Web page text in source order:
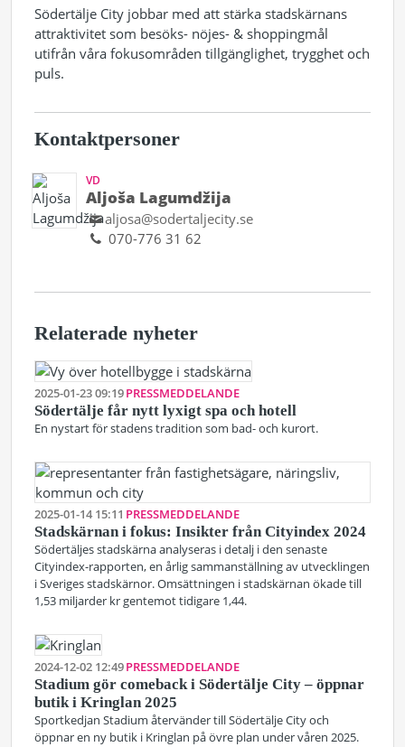
Södertälje City jobbar med att stärka stadskärnans
attraktivitet som besöks- nöjes- & shoppingmål
utifrån våra fokusområden tillgänglighet, trygghet och
puls.
Kontaktpersoner
VD
Aljoša Lagumdžija
aljosa@sodertaljecity.se
070-776 31 62
Relaterade nyheter
2025-01-23 09:19PRESSMEDDELANDE
Södertälje får nytt lyxigt spa och hotell
En nystart för stadens tradition som bad- och kurort.
2025-01-14 15:11 PRESSMEDDELANDE
Stadskärnan i fokus: Insikter från Cityindex 2024
Södertäljes stadskärna analyseras i detalj i den senaste
Cityindex-rapporten, en årlig sammanställning av utvecklingen
i Sveriges stadskärnor. Omsättningen i stadskärnan ökade till
1,53 miljarder kr gentemot tidigare 1,44.
2024-12-02 12:49PRESSMEDDELANDE
Stadium gör comeback i Södertälje City – öppnar
butik i Kringlan 2025
Sportkedjan Stadium återvänder till Södertälje City och
öppnar en ny butik i Kringlan på övre plan under våren 2025.